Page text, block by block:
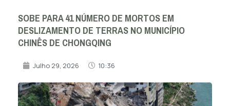
SOBE PARA 41 NÚMERO DE MORTOS EM
DESLIZAMENTO DE TERRAS NO MUNICÍPIO
CHINÊS DE CHONGQING
Julho 29, 2026 10:36